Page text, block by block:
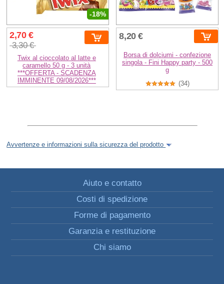
-18%
2,70 €
3,30 €
Twix al cioccolato al latte e
caramello 50 g - 3 unità
***OFFERTA - SCADENZA
IMMINENTE 09/08/2026***
8,20 €
Borsa di dolciumi - confezione
singola - Fini Happy party - 500
g
(34)
Avvertenze e informazioni sulla sicurezza del prodotto
Aiuto e contatto
Costi di spedizione
Forme di pagamento
Garanzia e restituzione
Chi siamo